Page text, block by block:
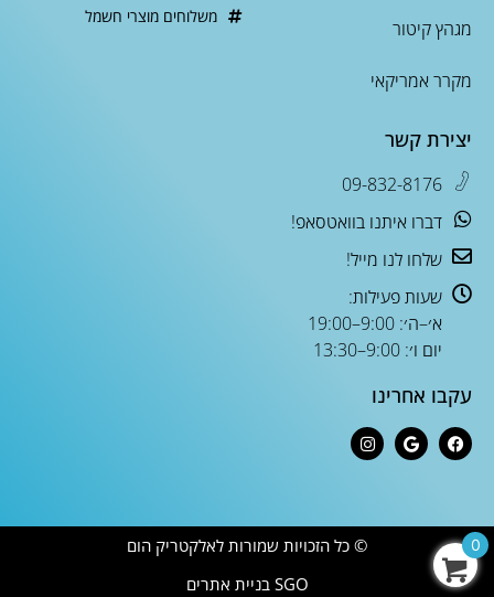
מגהץ קיטור
מקרר אמריקאי
משלוחים מוצרי חשמל
יצירת קשר
09-832-8176
דברו איתנו בוואטסאפ!
שלחו לנו מייל!
שעות פעילות:
א׳–ה׳: 9:00–19:00
יום ו׳: 9:00–13:30
עקבו אחרינו
© כל הזכויות שמורות לאלקטריק הום
SGO בניית אתרים
0